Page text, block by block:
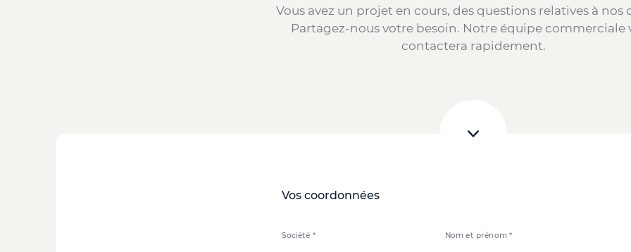
Vous avez un projet en cours, des questions relatives à nos
Partagez-nous votre besoin. Notre équipe commerciale
contactera rapidement.
Vos coordonnées
Société * Nom et prénom *